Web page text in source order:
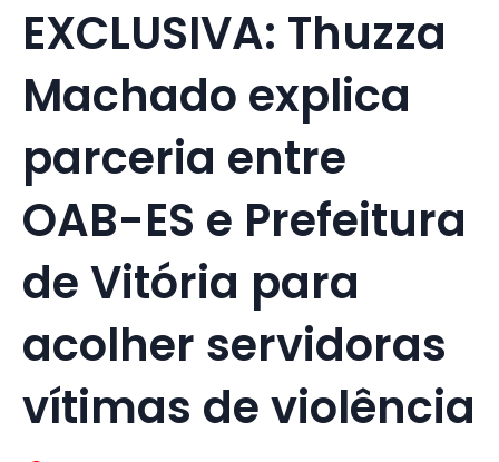
EXCLUSIVA: Thuzza
Machado explica
parceria entre
OAB-ES e Prefeitura
de Vitória para
acolher servidoras
vítimas de violência